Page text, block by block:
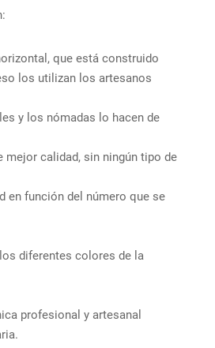
que está construido
los utilizan los artesanos
y los nómadas lo hacen de
mejor calidad, sin ningún tipo de
en función del número que se
diferentes colores de la
profesional y artesanal